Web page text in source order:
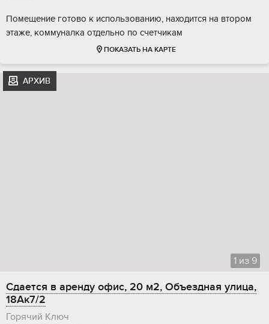
Помещение готово к использованию, находится на втором
этаже, коммуналка отдельно по счетчикам
ПОКАЗАТЬ НА КАРТЕ
АРХИВ
1 из 9
Сдается в аренду офис, 20 м2, Объездная улица,
18Ак7/2
Горячий Ключ